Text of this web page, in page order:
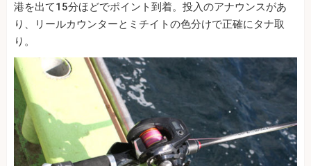
港を出て15分ほどでポイント到着。投入のアナウンスがあ
り、リールカウンターとミチイトの色分けで正確にタナ取
り。